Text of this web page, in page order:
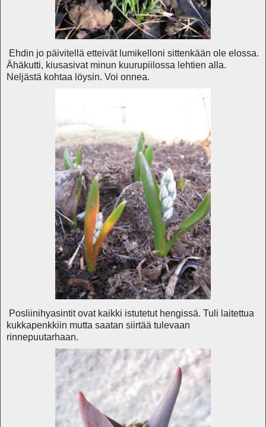
Ehdin jo päivitellä etteivät lumikelloni sittenkään ole elossa.
Ähäkutti, kiusasivat minun kuurupiilossa lehtien alla.
Neljästä kohtaa löysin. Voi onnea.
Posliinihyasintit ovat kaikki istutetut hengissä. Tuli laitettua
kukkapenkkiin mutta saatan siirtää tulevaan
rinnepuutarhaan.